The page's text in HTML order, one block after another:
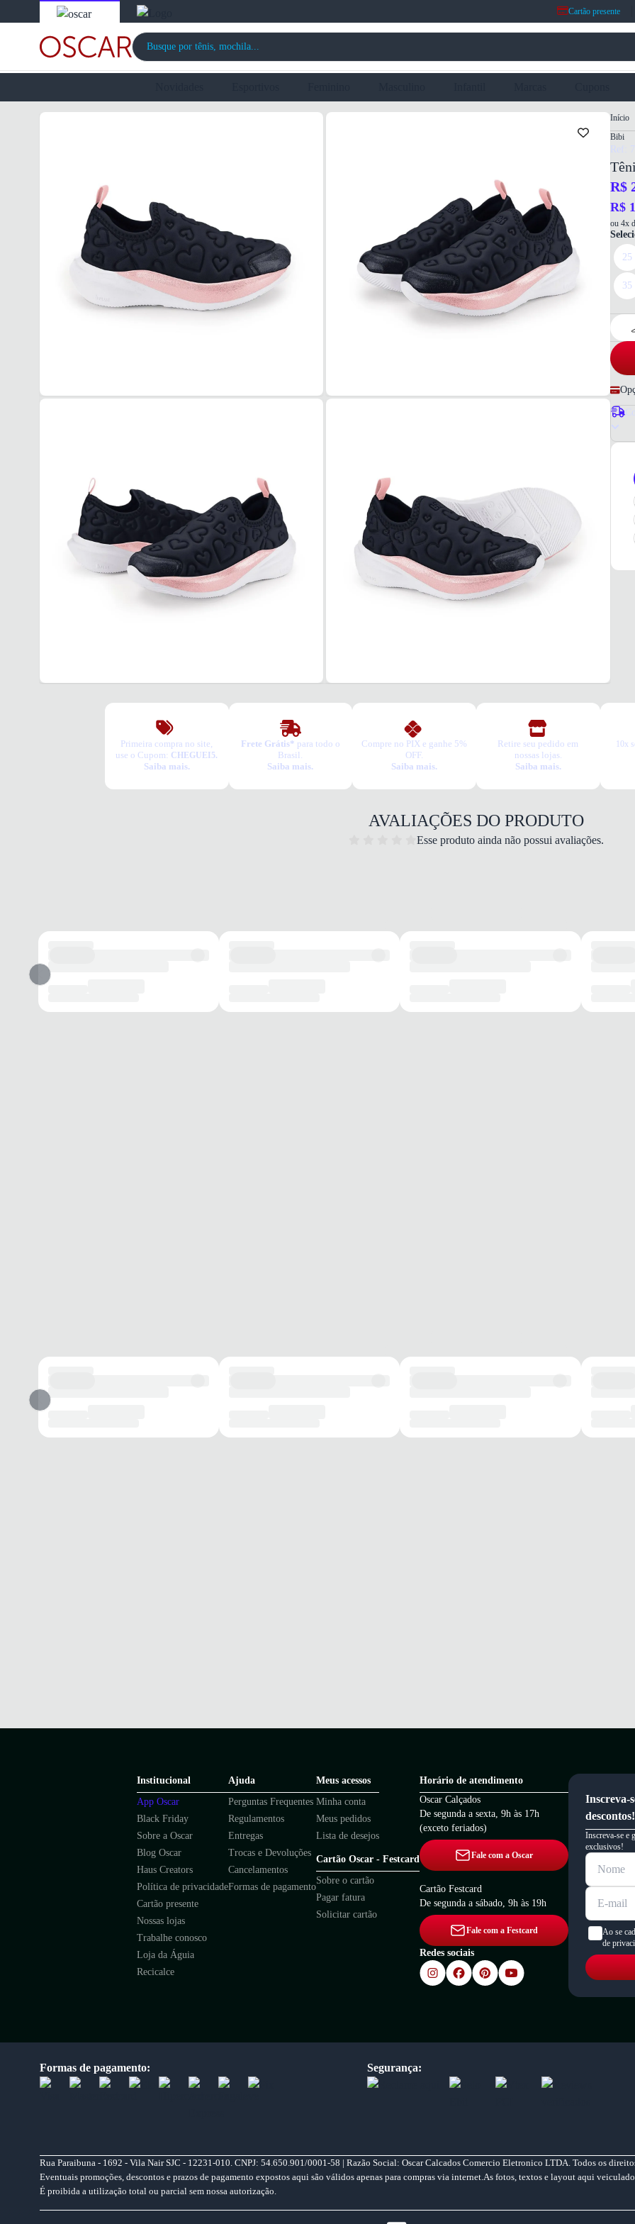
Cartão presente
Início
Bibi
Ref:
R$
R$
ou 4x
25
35
Primeira compra no site,
use o Cupom: CHEGUEI5.
Saiba mais.
Frete Grátis* para todo o
Brasil.
Saiba mais.
Compre no PIX e ganhe 5%
OFF.
Saiba mais.
Retire seu pedido em
nossas lojas.
Saiba mais.
10x
AVALIAÇÕES DO PRODUTO
Esse produto ainda não possui avaliações.
Institucional
App Oscar
Black Friday
Sobre a Oscar
Blog Oscar
Haus Creators
Política de privacidade
Cartão presente
Nossas lojas
Trabalhe conosco
Loja da Águia
Recicalce
Ajuda
Perguntas Frequentes
Regulamentos
Entregas
Trocas e Devoluções
Cancelamentos
Formas de pagamento
Meus acessos
Minha conta
Meus pedidos
Lista de desejos
Cartão Oscar - Festcard
Sobre o cartão
Pagar fatura
Solicitar cartão
Horário de atendimento
Oscar Calçados
De segunda a sexta, 9h às 17h
(exceto feriados)
Fale com a Oscar
Cartão Festcard
De segunda a sábado, 9h às 19h
Fale com a Festcard
Redes sociais
Inscreva-
descontos!
Inscreva-se e
exclusivos!
Ao se
de
Formas de pagamento: Segurança:
Rua Paraibuna - 1692 - Vila Nair SJC - 12231-010. CNPJ: 54.650.901/0001-58 | Razão Social: Oscar Calcados Comercio Eletronico LTDA. Todos os
Eventuais promoções, descontos e prazos de pagamento expostos aqui são válidos apenas para compras via internet.As fotos, textos e layout aqui
É proibida a utilização total ou parcial sem nossa autorização.